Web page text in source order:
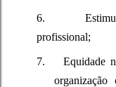
6.
profissional;
7.
Equidade